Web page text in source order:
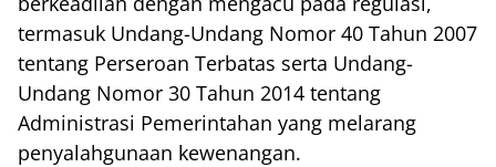
termasuk Undang-Undang Nomor 40 Tahun 2007
tentang Perseroan Terbatas serta Undang-
Undang Nomor 30 Tahun 2014 tentang
Administrasi Pemerintahan yang melarang
penyalahgunaan kewenangan.